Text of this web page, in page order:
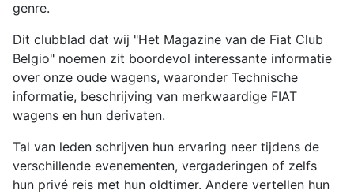
genre.
Dit clubblad dat wij "Het Magazine van de Fiat Club
Belgio" noemen zit boordevol interessante informatie
over onze oude wagens, waaronder Technische
informatie, beschrijving van merkwaardige FIAT
wagens en hun derivaten.
Tal van leden schrijven hun ervaring neer tijdens de
verschillende evenementen, vergaderingen of zelfs
hun privé reis met hun oldtimer. Andere vertellen hun